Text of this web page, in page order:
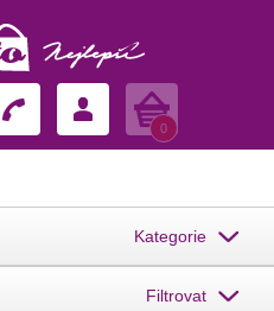
Košík
0
Kategorie
Filtrovat